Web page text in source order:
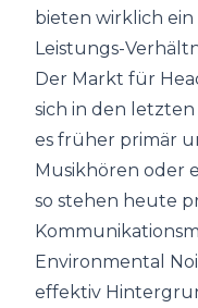
bieten wirklich
Leistungs-
Der Markt für
sich in den
es früher primär
Musikhören oder
so stehen heute
Environmental
effektiv